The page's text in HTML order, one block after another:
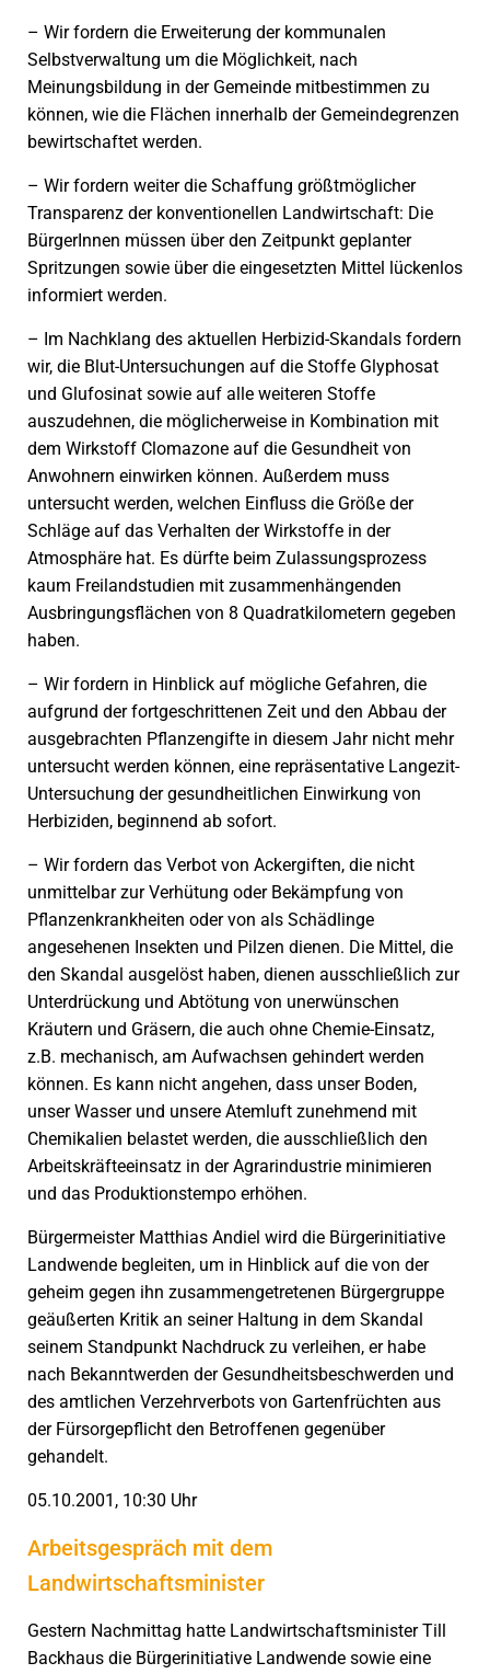
– Wir fordern die Erweiterung der kommunalen
Selbstverwaltung um die Möglichkeit, nach
Meinungsbildung in der Gemeinde mitbestimmen zu
können, wie die Flächen innerhalb der Gemeindegrenzen
bewirtschaftet werden.
– Wir fordern weiter die Schaffung größtmöglicher
Transparenz der konventionellen Landwirtschaft: Die
BürgerInnen müssen über den Zeitpunkt geplanter
Spritzungen sowie über die eingesetzten Mittel lückenlos
informiert werden.
– Im Nachklang des aktuellen Herbizid-Skandals fordern
wir, die Blut-Untersuchungen auf die Stoffe Glyphosat
und Glufosinat sowie auf alle weiteren Stoffe
auszudehnen, die möglicherweise in Kombination mit
dem Wirkstoff Clomazone auf die Gesundheit von
Anwohnern einwirken können. Außerdem muss
untersucht werden, welchen Einfluss die Größe der
Schläge auf das Verhalten der Wirkstoffe in der
Atmosphäre hat. Es dürfte beim Zulassungsprozess
kaum Freilandstudien mit zusammenhängenden
Ausbringungsflächen von 8 Quadratkilometern gegeben
haben.
– Wir fordern in Hinblick auf mögliche Gefahren, die
aufgrund der fortgeschrittenen Zeit und den Abbau der
ausgebrachten Pflanzengifte in diesem Jahr nicht mehr
untersucht werden können, eine repräsentative Langezit-
Untersuchung der gesundheitlichen Einwirkung von
Herbiziden, beginnend ab sofort.
– Wir fordern das Verbot von Ackergiften, die nicht
unmittelbar zur Verhütung oder Bekämpfung von
Pflanzenkrankheiten oder von als Schädlinge
angesehenen Insekten und Pilzen dienen. Die Mittel, die
den Skandal ausgelöst haben, dienen ausschließlich zur
Unterdrückung und Abtötung von unerwünschen
Kräutern und Gräsern, die auch ohne Chemie-Einsatz,
z.B. mechanisch, am Aufwachsen gehindert werden
können. Es kann nicht angehen, dass unser Boden,
unser Wasser und unsere Atemluft zunehmend mit
Chemikalien belastet werden, die ausschließlich den
Arbeitskräfteeinsatz in der Agrarindustrie minimieren
und das Produktionstempo erhöhen.
Bürgermeister Matthias Andiel wird die Bürgerinitiative
Landwende begleiten, um in Hinblick auf die von der
geheim gegen ihn zusammengetretenen Bürgergruppe
geäußerten Kritik an seiner Haltung in dem Skandal
seinem Standpunkt Nachdruck zu verleihen, er habe
nach Bekanntwerden der Gesundheitsbeschwerden und
des amtlichen Verzehrverbots von Gartenfrüchten aus
der Fürsorgepflicht den Betroffenen gegenüber
gehandelt.
05.10.2001, 10:30 Uhr
Arbeitsgespräch mit dem
Landwirtschaftsminister
Gestern Nachmittag hatte Landwirtschaftsminister Till
Backhaus die Bürgerinitiative Landwende sowie eine